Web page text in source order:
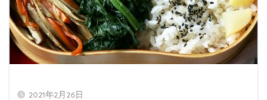
2021年2月26日